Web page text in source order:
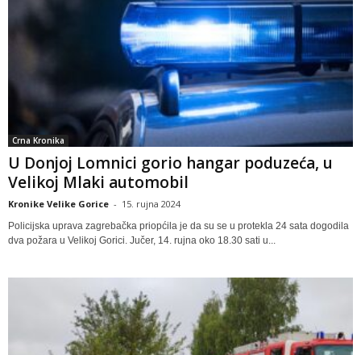
Crna Kronika
U Donjoj Lomnici gorio hangar poduzeća, u
Velikoj Mlaki automobil
Kronike Velike Gorice - 15. rujna 2024
Policijska uprava zagrebačka priopćila je da su se u protekla 24 sata dogodila
dva požara u Velikoj Gorici. Jučer, 14. rujna oko 18.30 sati u...